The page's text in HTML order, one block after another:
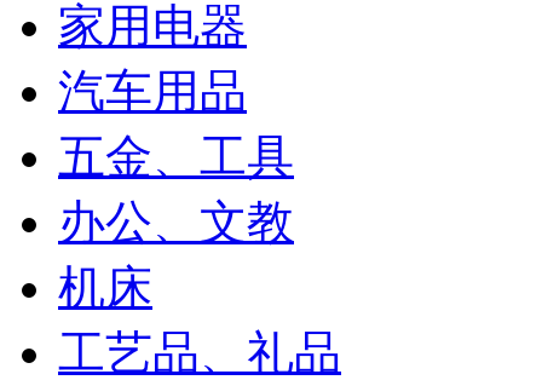
家用电器
汽车用品
五金、工具
办公、文教
机床
工艺品、礼品